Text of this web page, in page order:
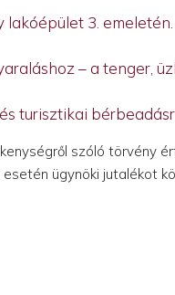
lakóépület 3.
– a tenger,
turisztikai
szóló törvény
ügynöki jutalékot